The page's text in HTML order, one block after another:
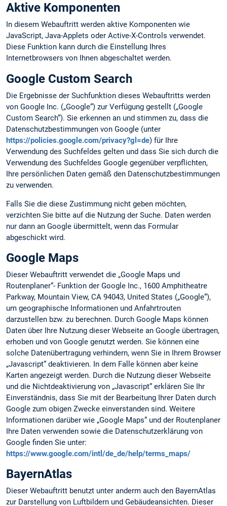
Aktive Komponenten
In diesem Webauftritt werden aktive Komponenten wie
JavaScript, Java-Applets oder Active-X-Controls verwendet.
Diese Funktion kann durch die Einstellung Ihres
Internetbrowsers von Ihnen abgeschaltet werden.
Google Custom Search
Die Ergebnisse der Suchfunktion dieses Webauftritts werden
von Google Inc. („Google“) zur Verfügung gestellt („Google
Custom Search“). Sie erkennen an und stimmen zu, dass die
Datenschutzbestimmungen von Google (unter
https://policies.google.com/privacy?gl=de) für Ihre
Verwendung des Suchfeldes gelten und dass Sie sich durch die
Verwendung des Suchfeldes Google gegenüber verpflichten,
Ihre persönlichen Daten gemäß den Datenschutzbestimmungen
zu verwenden.
Falls Sie die diese Zustimmung nicht geben möchten,
verzichten Sie bitte auf die Nutzung der Suche. Daten werden
nur dann an Google übermittelt, wenn das Formular
abgeschickt wird.
Google Maps
Dieser Webauftritt verwendet die „Google Maps und
Routenplaner“- Funktion der Google Inc., 1600 Amphitheatre
Parkway, Mountain View, CA 94043, United States („Google“),
um geographische Informationen und Anfahrtrouten
darzustellen bzw. zu berechnen. Durch Google Maps können
Daten über Ihre Nutzung dieser Webseite an Google übertragen,
erhoben und von Google genutzt werden. Sie können eine
solche Datenübertragung verhindern, wenn Sie in Ihrem Browser
„Javascript“ deaktivieren. In dem Falle können aber keine
Karten angezeigt werden. Durch die Nutzung dieser Webseite
und die Nichtdeaktivierung von „Javascript“ erklären Sie Ihr
Einverständnis, dass Sie mit der Bearbeitung Ihrer Daten durch
Google zum obigen Zwecke einverstanden sind. Weitere
Informationen darüber wie „Google Maps“ und der Routenplaner
Ihre Daten verwenden sowie die Datenschutzerklärung von
Google finden Sie unter:
https://www.google.com/intl/de_de/help/terms_maps/
BayernAtlas
Dieser Webauftritt benutzt unter anderm auch den BayernAtlas
zur Darstellung von Luftbildern und Gebäudeansichten. Dieser